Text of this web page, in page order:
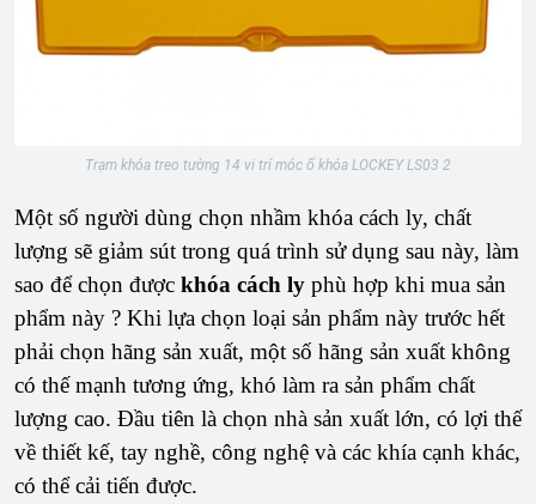
Trạm khóa treo tường 14 vi trí móc ổ khóa LOCKEY LS03 2
Một số người dùng chọn nhầm khóa cách ly, chất
lượng sẽ giảm sút trong quá trình sử dụng sau này, làm
sao để chọn được khóa cách ly phù hợp khi mua sản
phẩm này ? Khi lựa chọn loại sản phẩm này trước hết
phải chọn hãng sản xuất, một số hãng sản xuất không
có thế mạnh tương ứng, khó làm ra sản phẩm chất
lượng cao. Đầu tiên là chọn nhà sản xuất lớn, có lợi thế
về thiết kế, tay nghề, công nghệ và các khía cạnh khác,
có thể cải tiến được.